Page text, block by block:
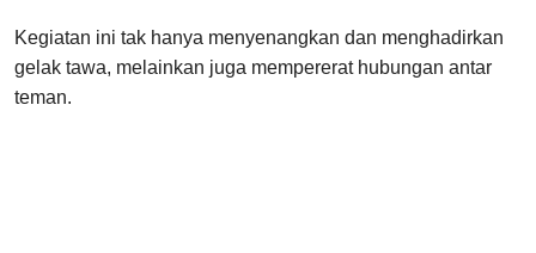
Kegiatan ini tak hanya menyenangkan dan menghadirkan
gelak tawa, melainkan juga mempererat hubungan antar
teman.